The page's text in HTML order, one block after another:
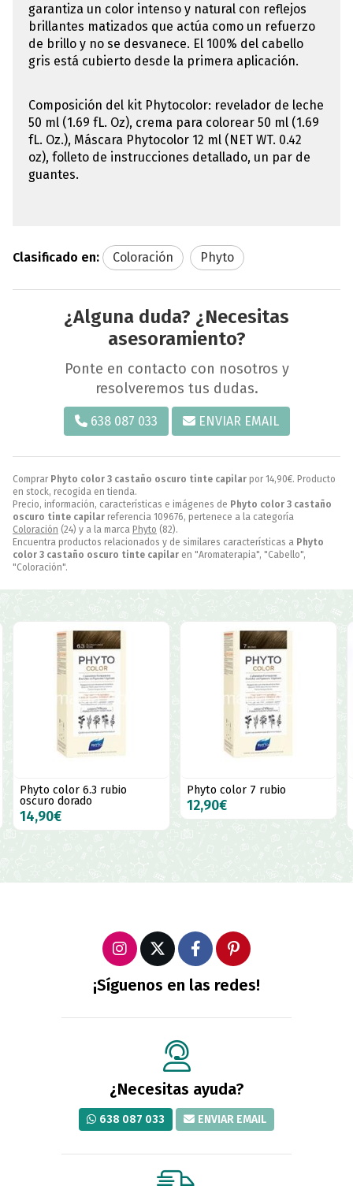
Comprar Phyto color 3 castaño oscuro tinte capilar por 14,90€. Producto
en stock, recogida en tienda.
Precio, información, características e imágenes de Phyto color 3 castaño
oscuro tinte capilar referencia 109676, pertenece a la categoría
Coloración (24) y a la marca Phyto (82).
Encuentra productos relacionados y de similares características a Phyto
color 3 castaño oscuro tinte capilar en "Aromaterapia", "Cabello",
"Coloración".
garantiza un color intenso y natural con reflejos
brillantes matizados que actúa como un refuerzo
de brillo y no se desvanece. El 100% del cabello
gris está cubierto desde la primera aplicación.
Composición del kit Phytocolor: revelador de leche
50 ml (1.69 fL. Oz), crema para colorear 50 ml (1.69
fL. Oz.), Máscara Phytocolor 12 ml (NET WT. 0.42
oz), folleto de instrucciones detallado, un par de
guantes.
Clasificado en: Coloración Phyto
¿Alguna duda? ¿Necesitas
asesoramiento?
Ponte en contacto con nosotros y
resolveremos tus dudas.
638 087 033 ENVIAR EMAIL
Phyto color 6.3 rubio
oscuro dorado
14,90€
Phyto color 7 rubio
12,90€
¡Síguenos en las redes!
¿Necesitas ayuda?
638 087 033 ENVIAR EMAIL